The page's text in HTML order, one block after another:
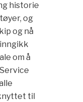
historie
og
og nå
om å
til